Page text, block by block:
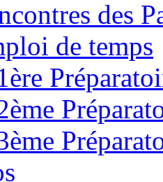
des
de temps